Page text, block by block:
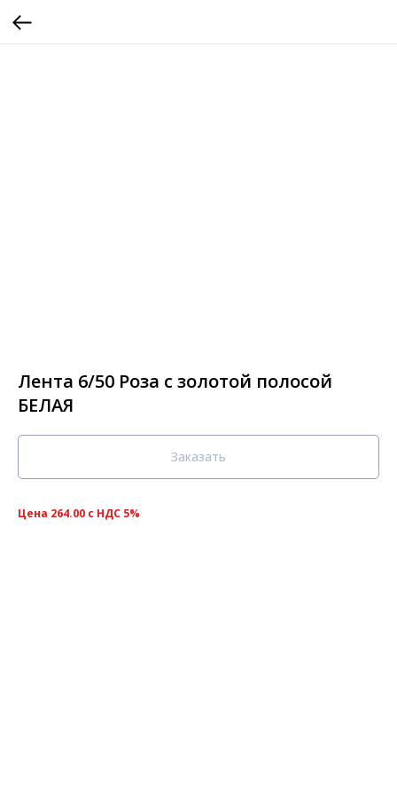
Лента 6/50 Роза с золотой полосой
БЕЛАЯ
Заказать
Цена 264.00 с НДС 5%